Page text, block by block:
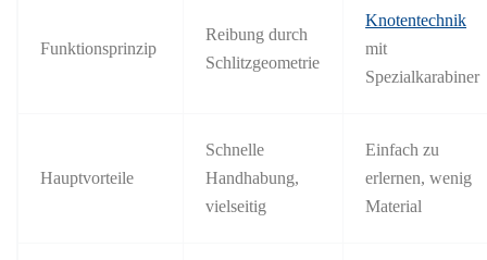
Funktionsprinzip
Reibung durch
Schlitzgeometrie
Knotentechnik
mit
Spezialkarabiner
Hauptvorteile
Schnelle
Handhabung,
vielseitig
Einfach zu
erlernen, wenig
Material